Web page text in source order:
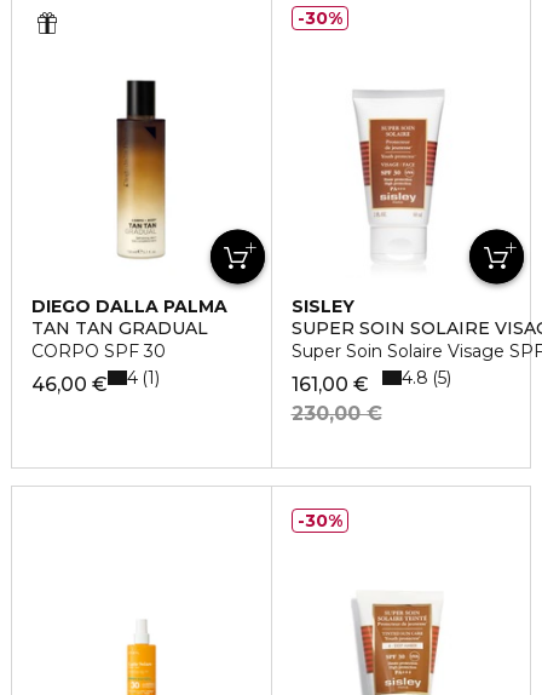
DIEGO DALLA PALMA
TAN TAN GRADUAL
CORPO SPF 30
46,00 € 4 1
SISLEY
SUPER SOIN SOLAIRE
Super Soin Solaire Visage
161,00 €
230,00 €
4.8 5
30%
30%